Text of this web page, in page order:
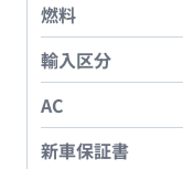
燃料
輸入区分
AC
新車保証書